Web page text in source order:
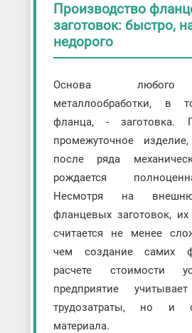
Производство
заготовок: быстро,
недорого
Основа любого
металлообработки, в
фланца, - заготовка.
промежуточное
после ряда
рождается
Несмотря на
фланцевых заготовок, их
считается не менее
чем создание самих
расчете стоимости
предприятие
трудозатраты, но и
материала.